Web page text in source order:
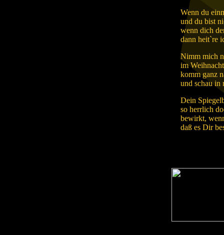
Wenn du
und du bist
wenn dich
dann heit`re
Nimm mich
im
komm ganz
und schau in
Dein
so herrlich
bewirkt,
daß es Dir